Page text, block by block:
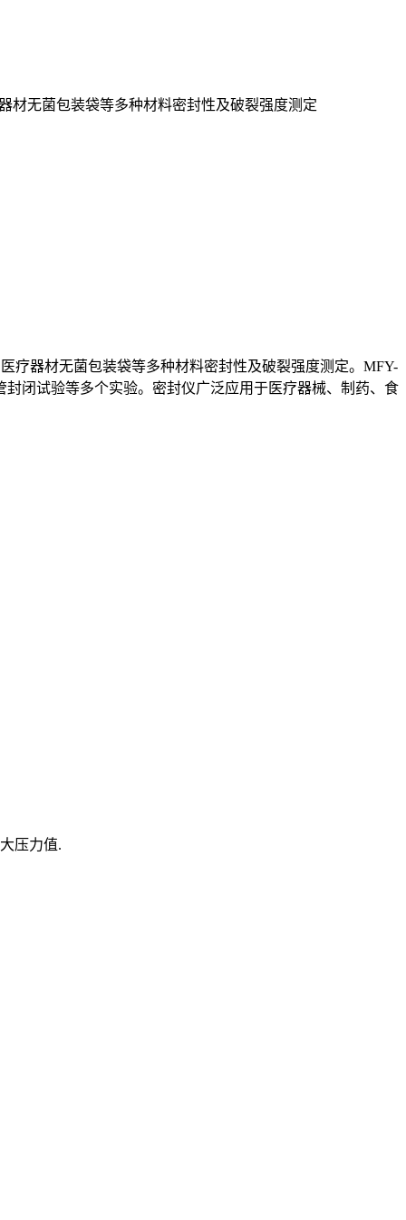
材无菌包装袋等多种材料密封性及破裂强度测定
疗器材无菌包装袋等多种材料密封性及破裂强度测定。MFY-
闭试验等多个实验。密封仪广泛应用于医疗器械、制药、食
压力值.